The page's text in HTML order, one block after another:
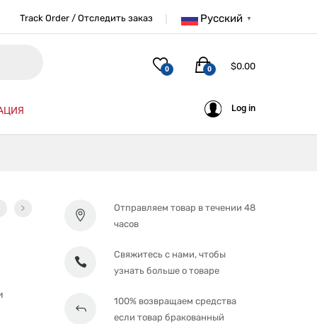
Русский ▼
Track Order / Отследить заказ
0 $0.00
0
Log in
Отправляем товар в течении 48
часов
Свяжитесь с нами, чтобы
узнать больше о товаре
100% возвращаем средства
если товар бракованный